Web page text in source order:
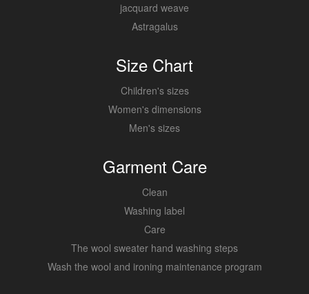
jacquard weave
Astragalus
Size Chart
Children's sizes
Women's dimensions
Men's sizes
Garment Care
Clean
Washing label
Care
The wool sweater hand washing steps
Wash the wool and ironing maintenance program